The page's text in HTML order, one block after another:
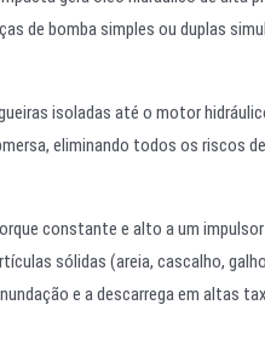
de bomba simples ou duplas
isoladas até o motor
eliminando todos os riscos
constante e alto a um
sólidas (areia, cascalho,
e a descarrega em altas